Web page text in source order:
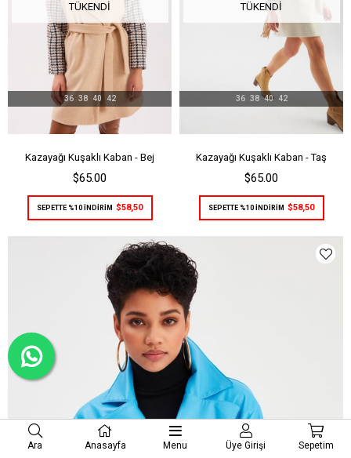
TÜKENDI
Kazayağı Kuşaklı Kaban - Bej
$65.00
36 38 40 42
SEPETTE %10 İNDİRİM $58,50
TÜKENDI
Kazayağı Kuşaklı Kaban - Taş
$65.00
36 38 40 42
SEPETTE %10 İNDİRİM $58,50
Ara Anasayfa Menu Üye Girişi Sepetim